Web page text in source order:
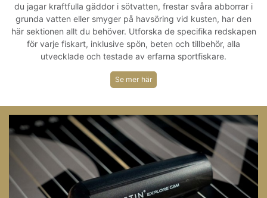
du jagar kraftfulla gäddor i sötvatten, frestar svåra abborrar i
grunda vatten eller smyger på havsöring vid kusten, har den
här sektionen allt du behöver. Utforska de specifika redskapen
för varje fiskart, inklusive spön, beten och tillbehör, alla
utvecklade och testade av erfarna sportfiskare.
Se mer här